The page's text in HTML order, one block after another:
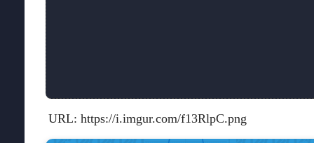
URL: https://i.imgur.com/f13RlpC.png